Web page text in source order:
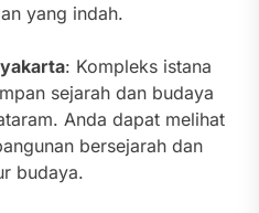
yang indah.
: Kompleks istana
sejarah dan budaya
Anda dapat melihat
bersejarah dan
budaya.